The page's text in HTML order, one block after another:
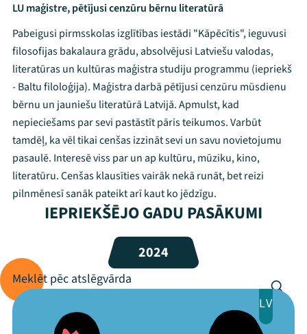
Mana programma
Festivāls
Arhīvs
Viņi bija LAMPĀ 2026
LU maģistre, pētījusi cenzūru bērnu literatūrā
Pabeigusi pirmsskolas izglītības iestādi "Kāpēcītis", ieguvusi
filosofijas bakalaura grādu, absolvējusi Latviešu valodas,
literatūras un kultūras maģistra studiju programmu (iepriekš
- Baltu filoloģija). Maģistra darbā pētījusi cenzūru mūsdienu
bērnu un jauniešu literatūrā Latvijā. Apmulst, kad
nepieciešams par sevi pastāstīt pāris teikumos. Varbūt
tamdēļ, ka vēl tikai cenšas izzināt sevi un savu novietojumu
pasaulē. Interesē viss par un ap kultūru, mūziku, kino,
literatūru. Cenšas klausīties vairāk nekā runāt, bet reizi
pilnmēnesī sanāk pateikt arī kaut ko jēdzīgu.
IEPRIEKŠĒJO GADU PASĀKUMI
2024
LV